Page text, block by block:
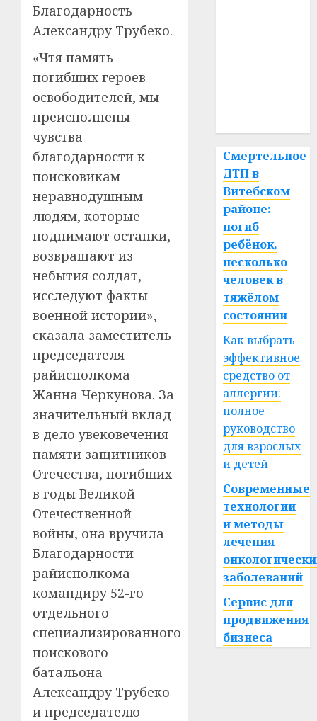
Благодарность
Александру Трубеко.
«Чтя память
погибших героев-
освободителей, мы
преисполнены
чувства
благодарности к
поисковикам —
неравнодушным
людям, которые
поднимают останки,
возвращают из
небытия солдат,
исследуют факты
военной истории», —
сказала заместитель
председателя
райисполкома
Жанна Черкунова. За
значительный вклад
в дело увековечения
памяти защитников
Отечества, погибших
в годы Великой
Отечественной
войны, она вручила
Благодарности
райисполкома
командиру 52-го
отдельного
специализированного
поискового
батальона
Александру Трубеко
и председателю
Смертельное
ДТП в
Витебском
районе:
погиб
ребёнок,
несколько
человек в
тяжёлом
состоянии
Как выбрать
эффективное
средство от
аллергии:
полное
руководство
для взрослых
и детей
Современные
технологии
и методы
лечения
заболеваний
Сервис для
продвижения
бизнеса